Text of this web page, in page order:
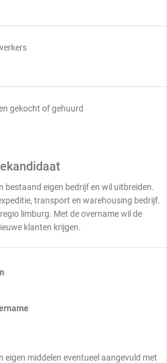
gekocht of gehuurd
bestaand eigen bedrijf en wil uitbreiden.
transport en warehousing bedrijf.
limburg. Met de overname wil de
klanten krijgen.
middelen eventueel aangevuld met